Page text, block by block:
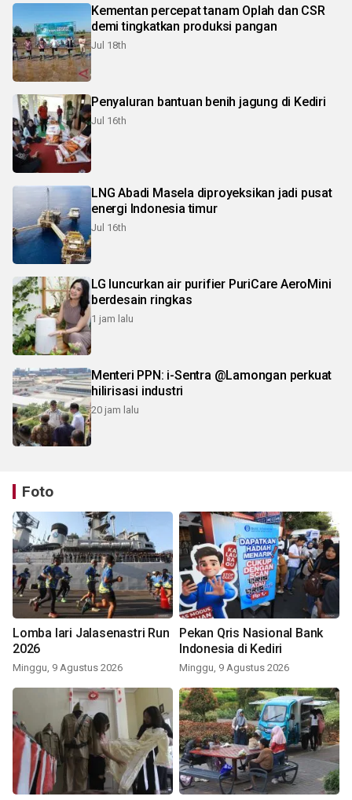
Kementan percepat tanam Oplah dan CSR
demi tingkatkan produksi pangan
Jul 18th
Penyaluran bantuan benih jagung di Kediri
Jul 16th
LNG Abadi Masela diproyeksikan jadi pusat
energi Indonesia timur
Jul 16th
LG luncurkan air purifier PuriCare AeroMini
berdesain ringkas
1 jam lalu
Menteri PPN: i-Sentra @Lamongan perkuat
hilirisasi industri
20 jam lalu
Foto
Lomba lari Jalasenastri Run
2026
Minggu, 9 Agustus 2026
Pekan Qris Nasional Bank
Indonesia di Kediri
Minggu, 9 Agustus 2026